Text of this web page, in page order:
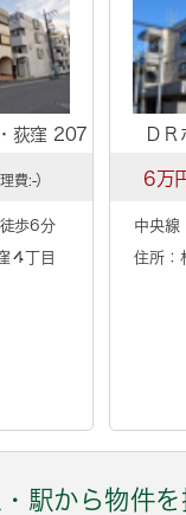
荻窪 207
理費:-）
歩6分
４丁目
Ｄ
6万
中央線
住所：
駅から物件を